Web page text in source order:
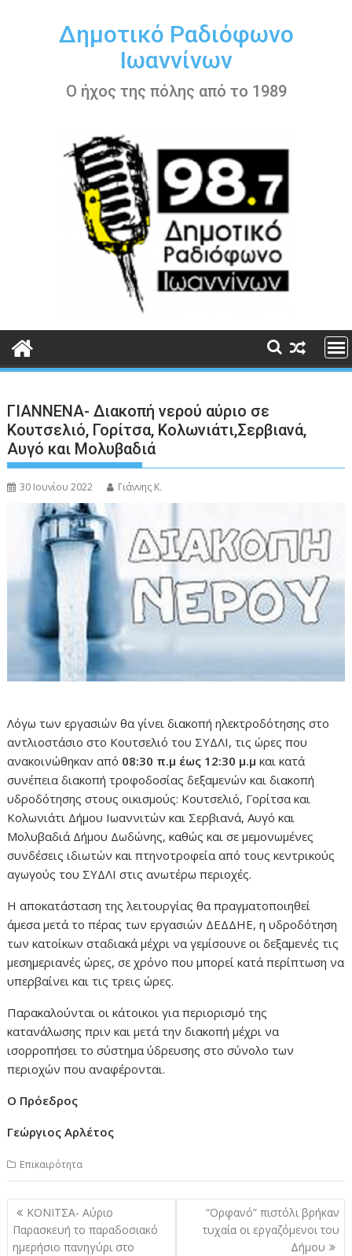
περιεχόμενοΔημοτικό Ραδιόφωνο
Ιωαννίνων
Ο ήχος της πόλης από το 1989
ΓΙΑΝΝΕΝΑ- Διακοπή νερού αύριο σε
Κουτσελιό, Γορίτσα, Κολωνιάτι,Σερβιανά,
Αυγό και Μολυβαδιά
30 Ιουνίου 2022 Γιάννης Κ.
Λόγω των εργασιών θα γίνει διακοπή ηλεκτροδότησης στο
αντλιοστάσιο στο Κουτσελιό του ΣΥΔΛΙ, τις ώρες που
ανακοινώθηκαν από 08:30 π.μ έως 12:30 μ.μ και κατά
συνέπεια διακοπή τροφοδοσίας δεξαμενών και διακοπή
υδροδότησης στους οικισμούς: Κουτσελιό, Γορίτσα και
Κολωνιάτι Δήμου Ιωαννιτών και Σερβιανά, Αυγό και
Μολυβαδιά Δήμου Δωδώνης, καθώς και σε μεμονωμένες
συνδέσεις ιδιωτών και πτηνοτροφεία από τους κεντρικούς
αγωγούς του ΣΥΔΛΙ στις ανωτέρω περιοχές.
Η αποκατάσταση της λειτουργίας θα πραγματοποιηθεί
άμεσα μετά το πέρας των εργασιών ΔΕΔΔΗΕ, η υδροδότηση
των κατοίκων σταδιακά μέχρι να γεμίσουνε οι δεξαμενές τις
μεσημεριανές ώρες, σε χρόνο που μπορεί κατά περίπτωση να
υπερβαίνει και τις τρεις ώρες.
Παρακαλούνται οι κάτοικοι για περιορισμό της
κατανάλωσης πριν και μετά την διακοπή μέχρι να
ισορροπήσει το σύστημα ύδρευσης στο σύνολο των
περιοχών που αναφέρονται.
Ο Πρόεδρος
Γεώργιος Αρλέτος
Επικαιρότητα
Πλοήγηση
άρθρων
ΚΟΝΙΤΣΑ- Αύριο
Παρασκευή το παραδοσιακό
ημερήσιο πανηγύρι στο
“Ορφανό” πιστόλι βρήκαν
τυχαία οι εργαζόμενοι του
Δήμου